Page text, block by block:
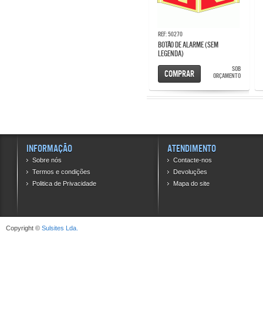
Ref: 50270
BOTÃO DE ALARME (sem
legenda)
SOB
ORÇAMENTO
Comprar
Informação
Sobre nós
Termos e condições
Politica de Privacidade
Atendimento
Contacte-nos
Devoluções
Mapa do site
Copyright © Sulsites Lda.